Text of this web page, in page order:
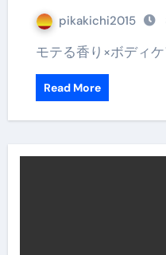
pikakichi2015
モテる香り×ボディ
Read More